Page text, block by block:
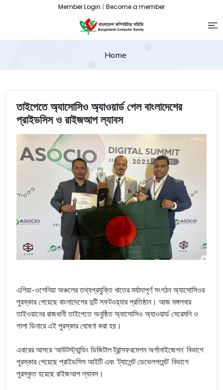
Member Login | Become a member
Home
তাইপেতে অ্যাসোসিও অ্যাওয়ার্ড পেল বাংলাদেশের
প্রাইডসিস ও রাইজআপ ল্যাবস
এশিয়া-ওশেনিয়া অঞ্চলের তথ্যপ্রযুক্তি খাতের মর্যাদাপূর্ণ সংগঠন অ্যাসোসিওর
পুরস্কার পেয়েছে বাংলাদেশের দুটি সফটওয়্যার প্রতিষ্ঠান। আজ মঙ্গলবার
তাইওয়ানের রাজধানী তাইপেতে অনুষ্ঠিত অ্যাসোসিও অ্যাওয়ার্ড সেরেমনি ও
গালা ডিনারে এই পুরস্কার ঘোষণা করা হয়।
এবারের আসরে ‘আউটস্ট্যান্ডিং ডিজিটাল ট্রান্সফরমেশন অর্গানাইজেশন’ বিভাগে
পুরস্কার পেয়েছে প্রাইডসিস আইটি এবং ‘ট্যালেন্ট ডেভেলপমেন্ট’ বিভাগে
পুরস্কৃত হয়েছে রাইজআপ ল্যাবস।